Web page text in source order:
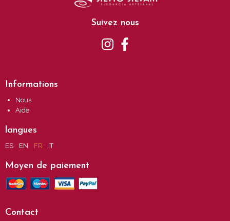
Suivez nous
Informations
Nous
Aide
langues
ES EN FR IT
Moyen de paiement
Contact